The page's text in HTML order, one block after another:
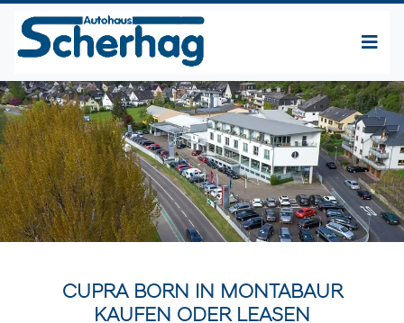
CUPRA BORN IN MONTABAUR
KAUFEN ODER LEASEN